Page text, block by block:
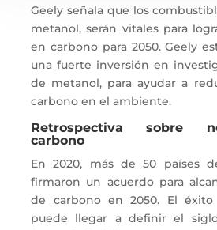
Geely señala que los
metanol, serán vitales para
en carbono para 2050. Geely
una fuerte inversión en
de metanol, para ayudar a
carbono en el ambiente.
Retrospectiva sobre
carbono
En 2020, más de 50 países
firmaron un acuerdo para
de carbono en 2050. El éxito
puede llegar a definir el